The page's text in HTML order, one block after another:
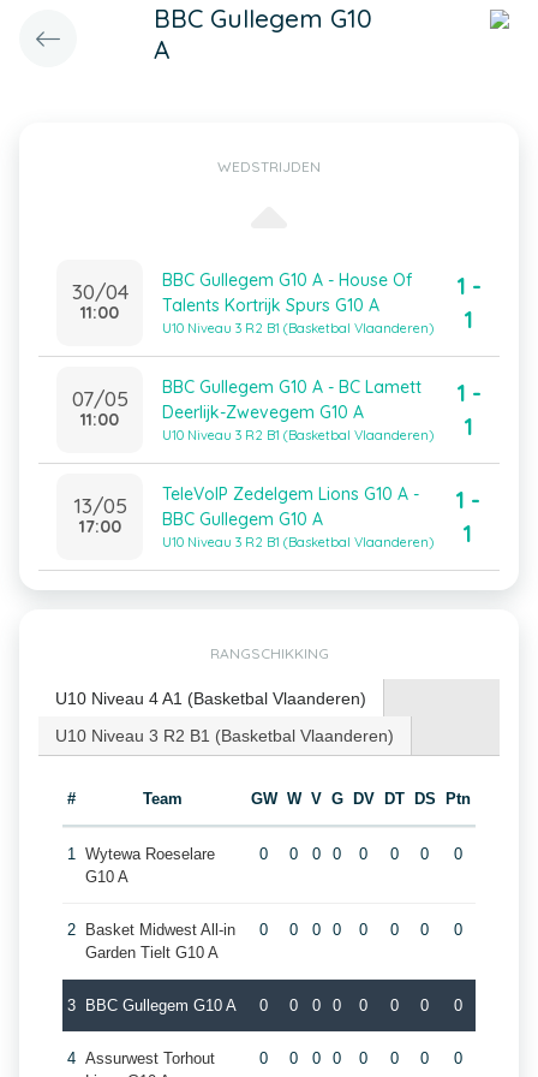
BBC Gullegem G10
A
WEDSTRIJDEN
30/04
11:00
BBC Gullegem G10 A - House Of
Talents Kortrijk Spurs G10 A
U10 Niveau 3 R2 B1 (Basketbal Vlaanderen)
1 -
1
07/05
11:00
BBC Gullegem G10 A - BC Lamett
Deerlijk-Zwevegem G10 A
U10 Niveau 3 R2 B1 (Basketbal Vlaanderen)
1 -
1
13/05
17:00
TeleVoIP Zedelgem Lions G10 A -
BBC Gullegem G10 A
U10 Niveau 3 R2 B1 (Basketbal Vlaanderen)
1 -
1
RANGSCHIKKING
U10 Niveau 4 A1 (Basketbal Vlaanderen)
U10 Niveau 3 R2 B1 (Basketbal Vlaanderen)
# Team GW W V G DV DT DS Ptn
1 Wytewa Roeselare
G10 A
0 0 0 0 0 0 0 0
2
Basket Midwest All-in
Garden Tielt G10 A
0 0 0 0 0 0 0 0
3 BBC Gullegem G10 A 0 0 0 0 0 0 0 0
4 Assurwest Torhout
0 0 0 0 0 0 0 0